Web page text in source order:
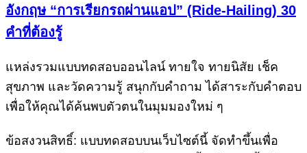
อังกฤษ “การเรียกรถผ่านแอป” (Ride-Hailing) 30
คำที่ต้องรู้
แหล่งรวมแบบทดสอบออนไลน์ ทายใจ ทายนิสัย เช็ค
สุขภาพ และวัดความรู้ สนุกกับคำถาม ได้สาระกับคำตอบ
เพื่อให้คุณได้ค้นพบตัวตนในมุมมองใหม่ ๆ
ข้อสงวนสิทธิ์: แบบทดสอบบนเว็บไซต์นี้ จัดทำขึ้นเพื่อ